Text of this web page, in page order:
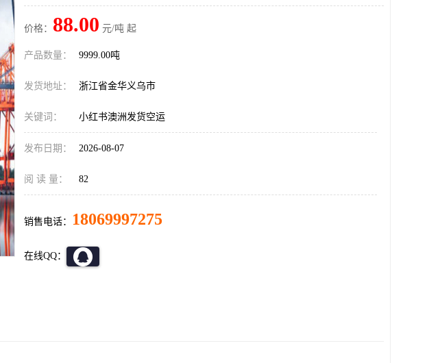
价格： 88.00 元/吨 起
产品数量： 9999.00吨
发货地址： 浙江省金华义乌市
关键词： 小红书澳洲发货空运
发布日期： 2026-08-07
阅 读 量： 82
销售电话： 18069997275
在线QQ：